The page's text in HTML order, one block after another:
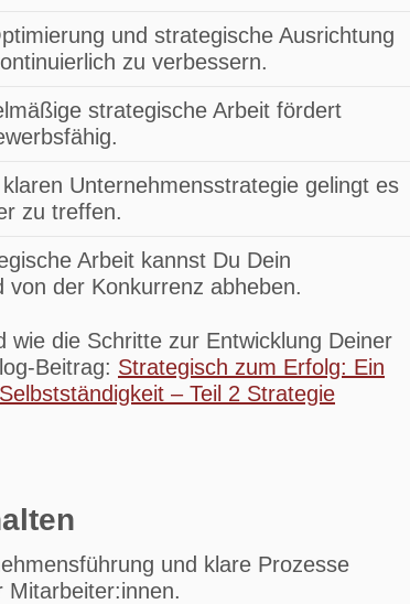
und strategische Ausrichtung
zu verbessern.
strategische Arbeit fördert
Unternehmensstrategie gelingt es
zu treffen.
Arbeit kannst Du Dein
der Konkurrenz abheben.
die Schritte zur Entwicklung Deiner
Beitrag: Strategisch zum Erfolg: Ein
– Teil 2 Strategie
und klare Prozesse
Mitarbeiter:innen.